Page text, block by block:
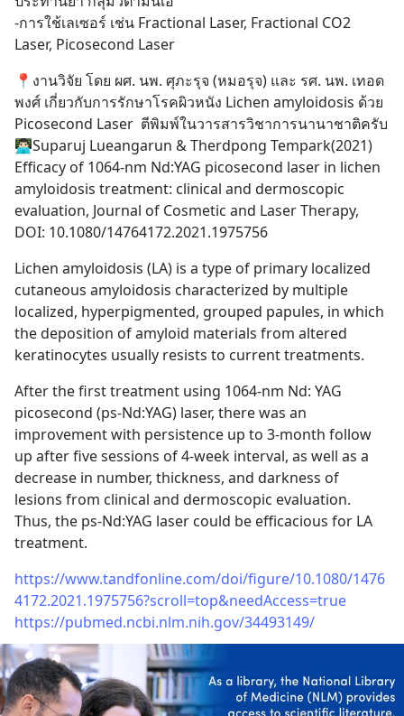
-การใช้เลเซอร์ เช่น Fractional Laser, Fractional CO2
Laser, Picosecond Laser
📍งานวิจัย โดย ผศ. นพ. ศุภะรุจ (หมอรุจ) และ รศ. นพ. เทอด
พงศ์ เกี่ยวกับการรักษาโรคผิวหนัง Lichen amyloidosis ด้วย
Picosecond Laser  ตีพิมพ์ในวารสารวิชาการนานาชาติครับ
👨🏻‍💻Suparuj Lueangarun & Therdpong Tempark(2021)
Efficacy of 1064-nm Nd:YAG picosecond laser in lichen
amyloidosis treatment: clinical and dermoscopic
evaluation, Journal of Cosmetic and Laser Therapy,
DOI: 10.1080/14764172.2021.1975756
Lichen amyloidosis (LA) is a type of primary localized
cutaneous amyloidosis characterized by multiple
localized, hyperpigmented, grouped papules, in which
the deposition of amyloid materials from altered
keratinocytes usually resists to current treatments.
After the first treatment using 1064-nm Nd: YAG
picosecond (ps-Nd:YAG) laser, there was an
improvement with persistence up to 3-month follow
up after five sessions of 4-week interval, as well as a
decrease in number, thickness, and darkness of
lesions from clinical and dermoscopic evaluation.
Thus, the ps-Nd:YAG laser could be efficacious for LA
treatment.
https://www.tandfonline.com/doi/figure/10.1080/1476
4172.2021.1975756?scroll=top&needAccess=true
https://pubmed.ncbi.nlm.nih.gov/34493149/